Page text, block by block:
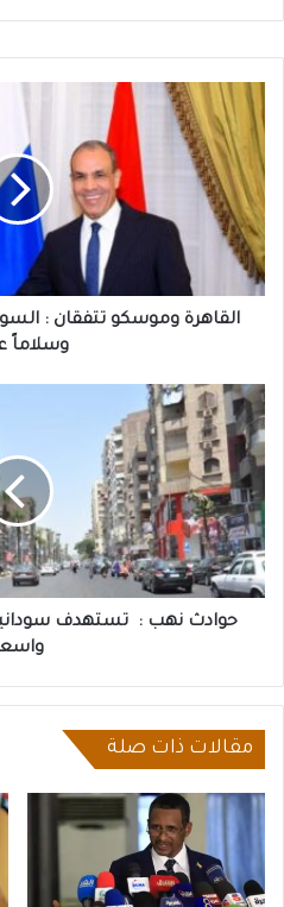
القاهرة
وموسكو
تتفقان
:
السودان
يحتاج
الي
هدنة
وسلاماًالقاهرة وموسكو تتفقان :
وسلاماً
حوادث
نهب
:
تستهدف
سودانيين
في
القاهرة
تثير
استياءً
واسعاًحوادث نهب : تستهدف
مقالات ذات صلة